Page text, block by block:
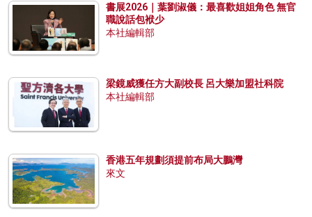
書展2026｜葉劉淑儀：最喜歡姐姐角色 無官
職說話包袱少
本社編輯部
梁鏡威獲任方大副校長 呂大樂加盟社科院
本社編輯部
香港五年規劃須提前布局大鵬灣
來文